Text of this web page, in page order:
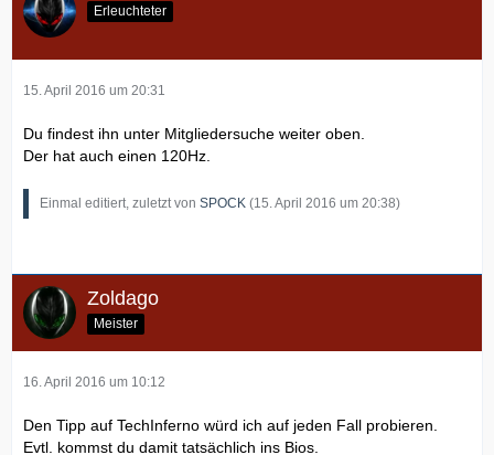
Erleuchteter
15. April 2016 um 20:31
Du findest ihn unter Mitgliedersuche weiter oben.
Der hat auch einen 120Hz.
Einmal editiert, zuletzt von SPOCK (15. April 2016 um 20:38)
Zoldago
Meister
16. April 2016 um 10:12
Den Tipp auf TechInferno würd ich auf jeden Fall probieren.
Evtl. kommst du damit tatsächlich ins Bios.